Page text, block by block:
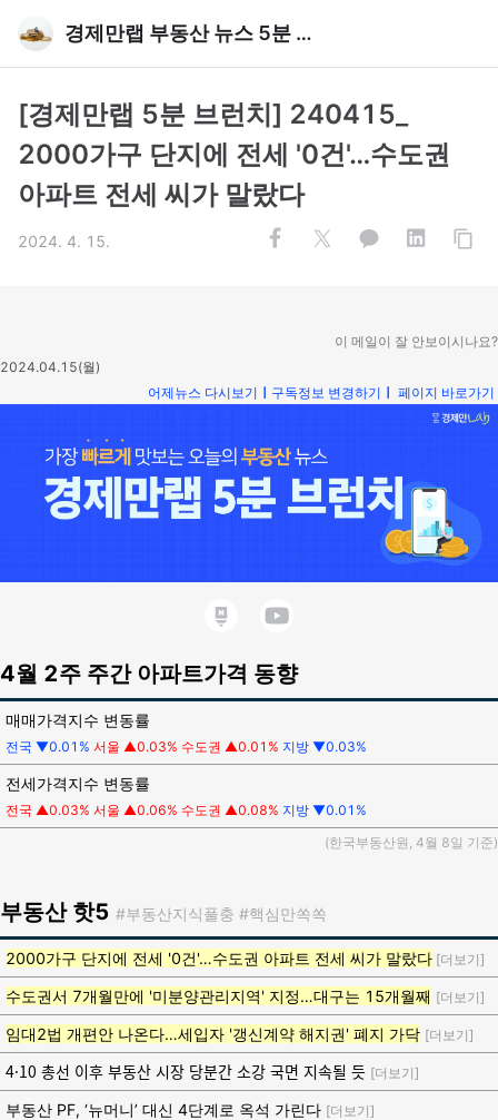
경제만랩 부동산 뉴스 5분 브런치
[경제만랩 5분 브런치] 240415_
2000가구 단지에 전세 '0건'…수도권
아파트 전세 씨가 말랐다
2024. 4. 15.
이 메일이 잘 안보이시나요?
2024.04.15(월)
어제뉴스 다시보기 ㅣ 구독정보 변경하기 ㅣ 페이지 바로가기
4월 2주 주간 아파트가격 동향
매매가격지수 변동률
전국 ▼0.01% 서울 ▲0.03% 수도권 ▲0.01% 지방 ▼0.03%
전세가격지수 변동률
전국 ▲0.03% 서울 ▲0.06% 수도권 ▲0.08% 지방 ▼0.01%
(한국부동산원, 4월 8일 기준)
부동산 핫5 #부동산지식풀충 #핵심만쏙쏙
2000가구 단지에 전세 '0건'…수도권 아파트 전세 씨가 말랐다 [더보기]
수도권서 7개월만에 '미분양관리지역' 지정…대구는 15개월째 [더보기]
임대2법 개편안 나온다…세입자 '갱신계약 해지권' 폐지 가닥 [더보기]
4·10 총선 이후 부동산 시장 당분간 소강 국면 지속될 듯 [더보기]
부동산 PF, ‘뉴머니’ 대신 4단계로 옥석 가린다 [더보기]